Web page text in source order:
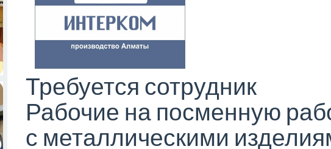
Требуется сотрудник
Рабочие на посменную
с металлическими